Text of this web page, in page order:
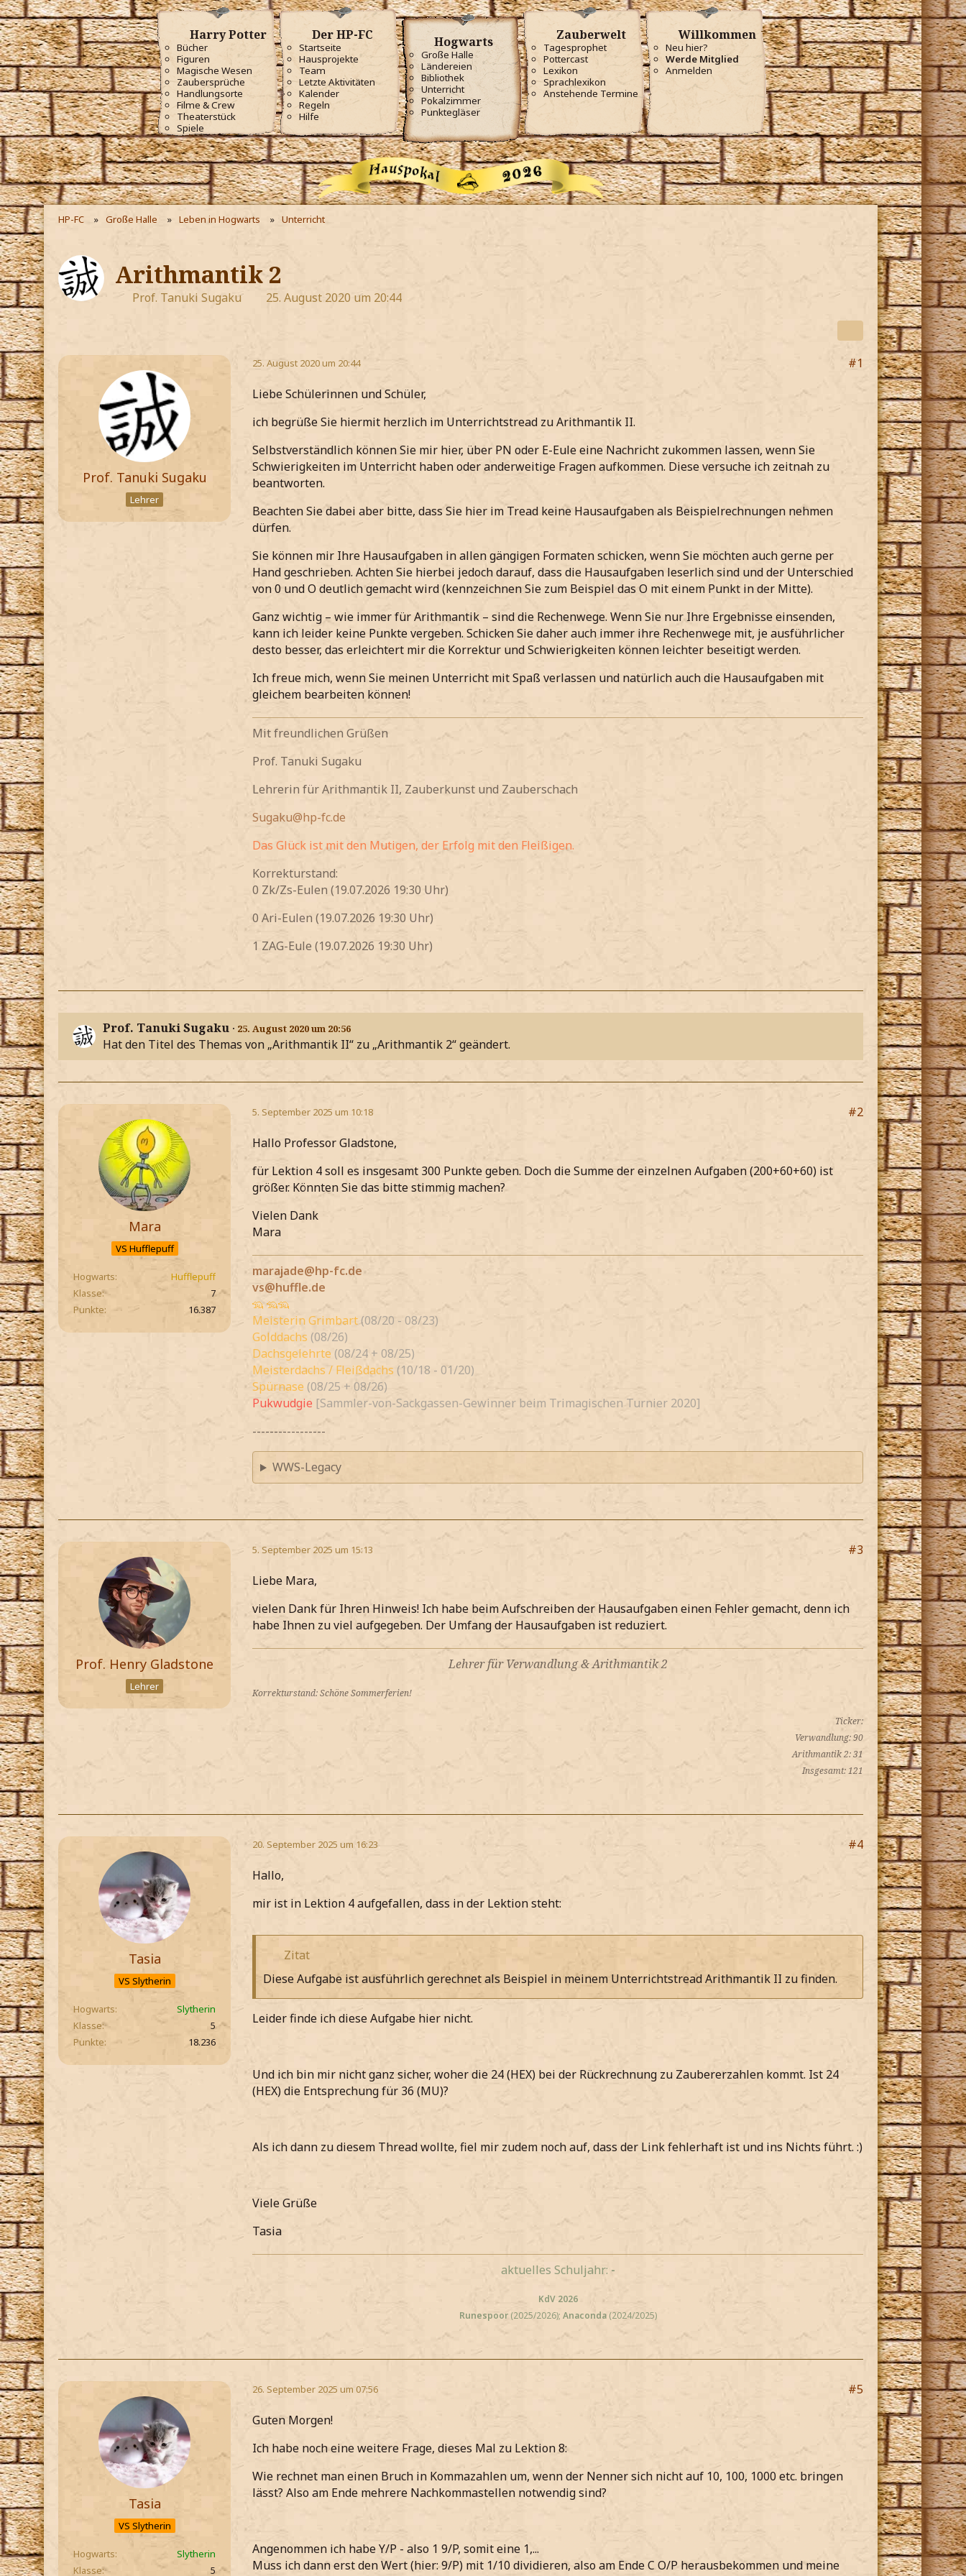
Harry Potter
Bücher
Figuren
Magische Wesen
Zaubersprüche
Handlungsorte
Filme & Crew
Theaterstück
Spiele
Der HP-FC
Startseite
Hausprojekte
Team
Letzte Aktivitäten
Kalender
Regeln
Hilfe
Hogwarts
Große Halle
Ländereien
Bibliothek
Unterricht
Pokalzimmer
Punktegläser
Zauberwelt
Tagesprophet
Pottercast
Lexikon
Sprachlexikon
Anstehende Termine
Willkommen
Neu hier?
Werde Mitglied
Anmelden
HP-FC Große Halle Leben in Hogwarts Unterricht
Arithmantik 2
Prof. Tanuki Sugaku 25. August 2020 um 20:44
Prof. Tanuki Sugaku
Lehrer
25. August 2020 um 20:44
#1
Liebe Schülerinnen und Schüler,
ich begrüße Sie hiermit herzlich im Unterrichtstread zu Arithmantik II.
Selbstverständlich können Sie mir hier, über PN oder E-Eule eine Nachricht zukommen lassen, wenn Sie
Schwierigkeiten im Unterricht haben oder anderweitige Fragen aufkommen. Diese versuche ich zeitnah zu
beantworten.
Beachten Sie dabei aber bitte, dass Sie hier im Tread keine Hausaufgaben als Beispielrechnungen nehmen
dürfen.
Sie können mir Ihre Hausaufgaben in allen gängigen Formaten schicken, wenn Sie möchten auch gerne per
Hand geschrieben. Achten Sie hierbei jedoch darauf, dass die Hausaufgaben leserlich sind und der Unterschied
von 0 und O deutlich gemacht wird (kennzeichnen Sie zum Beispiel das O mit einem Punkt in der Mitte).
Ganz wichtig – wie immer für Arithmantik – sind die Rechenwege. Wenn Sie nur Ihre Ergebnisse einsenden,
kann ich leider keine Punkte vergeben. Schicken Sie daher auch immer ihre Rechenwege mit, je ausführlicher
desto besser, das erleichtert mir die Korrektur und Schwierigkeiten können leichter beseitigt werden.
Ich freue mich, wenn Sie meinen Unterricht mit Spaß verlassen und natürlich auch die Hausaufgaben mit
gleichem bearbeiten können!
Mit freundlichen Grüßen
Prof. Tanuki Sugaku
Lehrerin für Arithmantik II, Zauberkunst und Zauberschach
Sugaku@hp-fc.de
Das Glück ist mit den Mutigen, der Erfolg mit den Fleißigen.
Korrekturstand:
0 Zk/Zs-Eulen (19.07.2026 19:30 Uhr)
0 Ari-Eulen (19.07.2026 19:30 Uhr)
1 ZAG-Eule (19.07.2026 19:30 Uhr)
Prof. Tanuki Sugaku 25. August 2020 um 20:56
Hat den Titel des Themas von „Arithmantik II“ zu „Arithmantik 2“ geändert.
Mara
VS Hufflepuff
Hogwarts
Hufflepuff
Klasse
7
Punkte
16.387
5. September 2025 um 10:18
#2
Hallo Professor Gladstone,
für Lektion 4 soll es insgesamt 300 Punkte geben. Doch die Summe der einzelnen Aufgaben (200+60+60) ist
größer. Könnten Sie das bitte stimmig machen?
Vielen Dank
Mara
marajade@hp-fc.de
vs@huffle.de
🦡 🦡🦡
Meisterin Grimbart (08/20 - 08/23)
Golddachs (08/26)
Dachsgelehrte (08/24 + 08/25)
Meisterdachs / Fleißdachs (10/18 - 01/20)
Spürnase (08/25 + 08/26)
Pukwudgie [Sammler-von-Sackgassen-Gewinner beim Trimagischen Turnier 2020]
-----------------
WWS-Legacy
Prof. Henry Gladstone
Lehrer
5. September 2025 um 15:13
#3
Liebe Mara,
vielen Dank für Ihren Hinweis! Ich habe beim Aufschreiben der Hausaufgaben einen Fehler gemacht, denn ich
habe Ihnen zu viel aufgegeben. Der Umfang der Hausaufgaben ist reduziert.
Lehrer für Verwandlung & Arithmantik 2
Korrekturstand: Schöne Sommerferien!
Ticker:
Verwandlung: 90
Arithmantik 2: 31
Insgesamt: 121
Tasia
VS Slytherin
Hogwarts
Slytherin
Klasse
5
Punkte
18.236
20. September 2025 um 16:23
#4
Hallo,
mir ist in Lektion 4 aufgefallen, dass in der Lektion steht:
Zitat
Diese Aufgabe ist ausführlich gerechnet als Beispiel in meinem Unterrichtstread Arithmantik II zu finden.
Leider finde ich diese Aufgabe hier nicht.
Und ich bin mir nicht ganz sicher, woher die 24 (HEX) bei der Rückrechnung zu Zaubererzahlen kommt. Ist 24
(HEX) die Entsprechung für 36 (MU)?
Als ich dann zu diesem Thread wollte, fiel mir zudem noch auf, dass der Link fehlerhaft ist und ins Nichts führt. :)
Viele Grüße
Tasia
aktuelles Schuljahr: -
KdV 2026
Runespoor (2025/2026); Anaconda (2024/2025)
Tasia
VS Slytherin
Hogwarts
Slytherin
Klasse
5
26. September 2025 um 07:56
#5
Guten Morgen!
Ich habe noch eine weitere Frage, dieses Mal zu Lektion 8:
Wie rechnet man einen Bruch in Kommazahlen um, wenn der Nenner sich nicht auf 10, 100, 1000 etc. bringen
lässt? Also am Ende mehrere Nachkommastellen notwendig sind?
Angenommen ich habe Y/P - also 1 9/P, somit eine 1,...
Muss ich dann erst den Wert (hier: 9/P) mit 1/10 dividieren, also am Ende C O/P herausbekommen und meine